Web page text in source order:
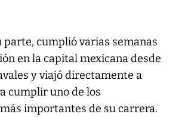
parte, cumplió varias semanas
en la capital mexicana desde
y viajó directamente a
cumplir uno de los
importantes de su carrera.